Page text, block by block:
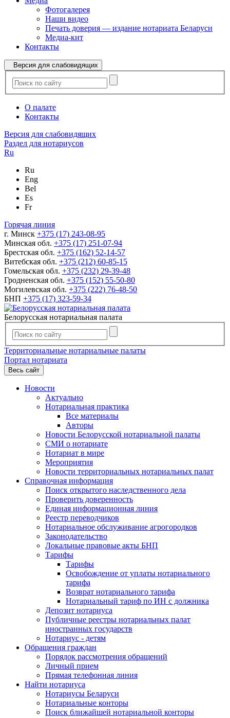
Фотогалерея
Наши видео
Печать доверия — издание нотариата Беларуси
Медиа-кит
Контакты
Версия для слабовидящих
О палате
Контакты
Версия для слабовидящих
Раздел для нотариусов
Ru
Ru
Eng
Bel
Es
Fr
Горячая линия
г. Минск +375 (17) 243-08-95
Минская обл. +375 (17) 251-07-94
Брестская обл. +375 (162) 52-14-57
Витебская обл. +375 (212) 60-85-15
Гомельская обл. +375 (232) 29-39-48
Гродненская обл. +375 (152) 55-50-80
Могилевская обл. +375 (222) 76-48-50
БНП +375 (17) 323-59-34
Белорусская нотариальная палата
Территориальные нотариальные палаты
Портал нотариата
Весь сайт
Новости
Актуально
Нотариальная практика
Все материалы
Авторы
Новости Белорусской нотариальной палаты
СМИ о нотариате
Нотариат в мире
Мероприятия
Новости территориальных нотариальных палат
Справочная информация
Поиск открытого наследственного дела
Проверить доверенность
Единая информационная линия
Реестр переводчиков
Нотариальное обслуживание агрогородков
Законодательство
Локальные правовые акты БНП
Тарифы
Тарифы
Освобождение от уплаты нотариального
тарифа
Возврат нотариального тарифа
Нотариальный тариф по ИН с должника
Депозит нотариуса
Публичные реестры нотариальных палат
иностранных государств
Нотариус - детям
Обращения граждан
Порядок рассмотрения обращений
Личный прием
Прямая телефонная линия
Найти нотариуса
Нотариусы Беларуси
Нотариальные конторы
Поиск ближайшей нотариальной конторы